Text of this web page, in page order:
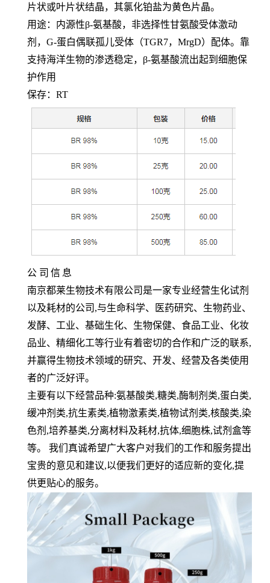
片状或叶片状结晶，其氯化铂盐为黄色片晶。
用途：内源性β-氨基酸，非选择性甘氨酸受体激动
剂，G-蛋白偶联孤儿受体（TGR7，MrgD）配体。靠
支持海洋生物的渗透稳定，β-氨基酸流出起到细胞保
护作用
保存： RT
公 司 信 息
南京都莱生物技术有限公司是一家专业经营生化试剂
以及耗材的公司,与生命科学、医药研究、生物药业、
发酵、工业、基础生化、生物保健、食品工业、化妆
品业、精细化工等行业有着密切的合作和广泛的联系,
并赢得生物技术领域的研究、开发、经营及各类使用
者的广泛好评。
主要有以下经营品种:氨基酸类,糖类,酶制剂类,蛋白类,
缓冲剂类,抗生素类,植物激素类,植物试剂类,核酸类,染
色剂,培养基类,分离材料及耗材,抗体,细胞株,试剂盒等
等。 我们真诚希望广大客户对我们的工作和服务提出
宝贵的意见和建议,以便我们更好的适应新的变化,提
供更贴心的服务。